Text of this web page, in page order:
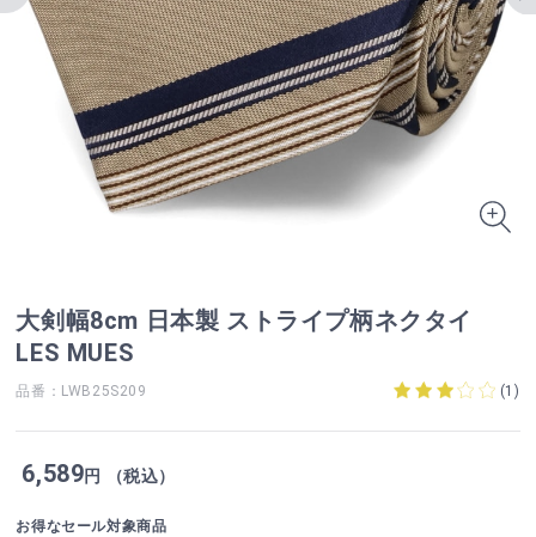
大剣幅8cm 日本製 ストライプ柄ネクタイ
LES MUES
品番：LWB25S209 (1 )
6,589円 （税込）
お得なセール対象商品